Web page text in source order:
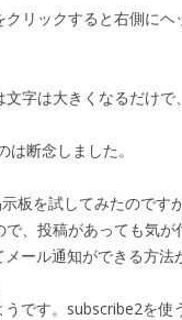
リックすると右側に
字は大きくなるだけ
断念しました。
板を試してみたのです
、投稿があっても気が
ール通知ができる方
です。subscribe2を使